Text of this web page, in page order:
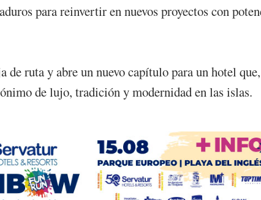
para reinvertir en nuevos proyectos con
de ruta y abre un nuevo capítulo para un hotel que,
de lujo, tradición y modernidad en las islas.